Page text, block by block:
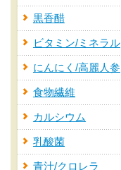
黒香醋
ビタミン/ミネラル
にんにく/高麗人参
食物繊維
カルシウム
乳酸菌
青汁/クロレラ